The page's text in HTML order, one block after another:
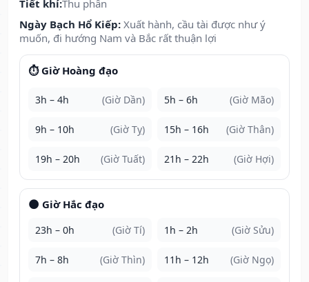
Tiết khí:Thu phân
Ngày Bạch Hổ Kiếp: Xuất hành, cầu tài được như ý
muốn, đi hướng Nam và Bắc rất thuận lợi
⏱️ Giờ Hoàng đạo
3h – 4h (Giờ Dần) 5h – 6h (Giờ Mão)
9h – 10h (Giờ Tỵ) 15h – 16h (Giờ Thân)
19h – 20h (Giờ Tuất) 21h – 22h (Giờ Hợi)
🌑 Giờ Hắc đạo
23h – 0h (Giờ Tí) 1h – 2h (Giờ Sửu)
7h – 8h (Giờ Thìn) 11h – 12h (Giờ Ngọ)